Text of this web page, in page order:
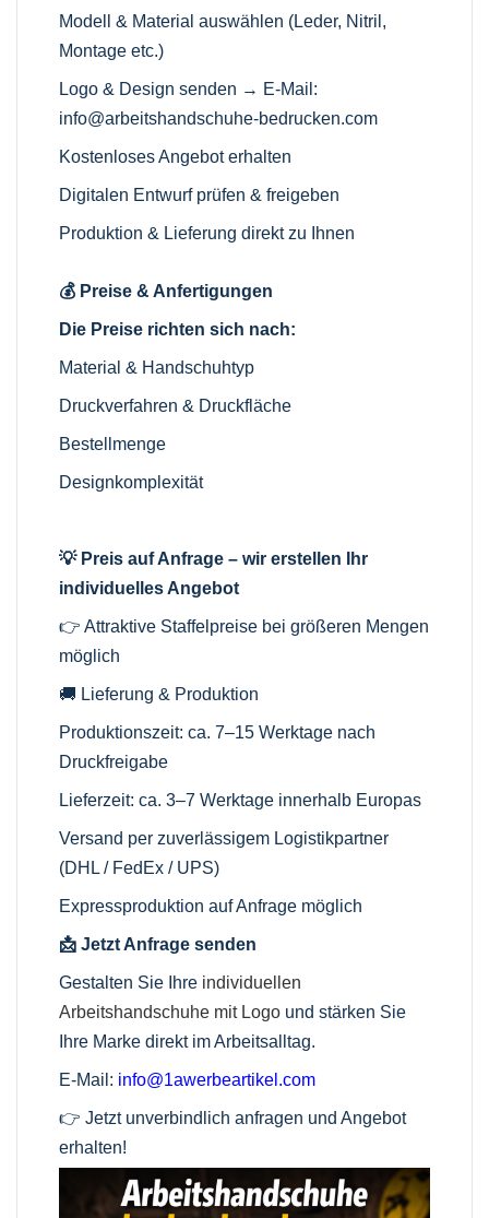
Modell & Material auswählen (Leder, Nitril,
Montage etc.)
Logo & Design senden → E-Mail:
info@arbeitshandschuhe-bedrucken.com
Kostenloses Angebot erhalten
Digitalen Entwurf prüfen & freigeben
Produktion & Lieferung direkt zu Ihnen
💰 Preise & Anfertigungen
Die Preise richten sich nach:
Material & Handschuhtyp
Druckverfahren & Druckfläche
Bestellmenge
Designkomplexität
💡 Preis auf Anfrage – wir erstellen Ihr
individuelles Angebot
👉 Attraktive Staffelpreise bei größeren Mengen
möglich
🚚 Lieferung & Produktion
Produktionszeit: ca. 7–15 Werktage nach
Druckfreigabe
Lieferzeit: ca. 3–7 Werktage innerhalb Europas
Versand per zuverlässigem Logistikpartner
(DHL / FedEx / UPS)
Expressproduktion auf Anfrage möglich
📩 Jetzt Anfrage senden
Gestalten Sie Ihre individuellen
Arbeitshandschuhe mit Logo und stärken Sie
Ihre Marke direkt im Arbeitsalltag.
E-Mail: info@1awerbeartikel.com
👉 Jetzt unverbindlich anfragen und Angebot
erhalten!